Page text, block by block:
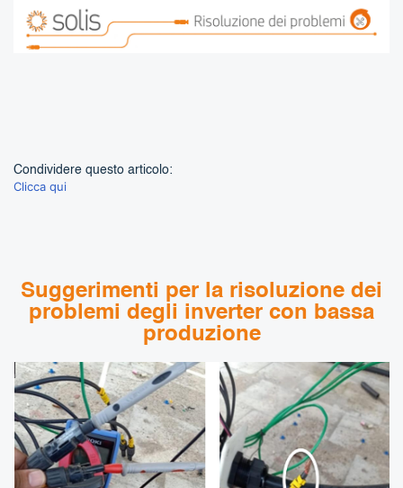
Condividere questo articolo:
Clicca qui
Suggerimenti per la risoluzione dei
problemi degli inverter con bassa
produzione